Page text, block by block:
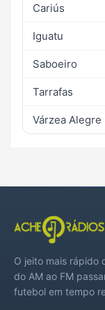
Cariús
Iguatu
Saboeiro
Tarrafas
Várzea Alegre
O jeito mais rápido
do AM ao FM
futebol em tempo